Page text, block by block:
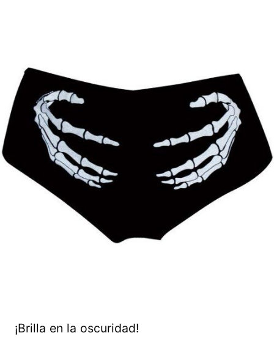
¡Brilla en la oscuridad!